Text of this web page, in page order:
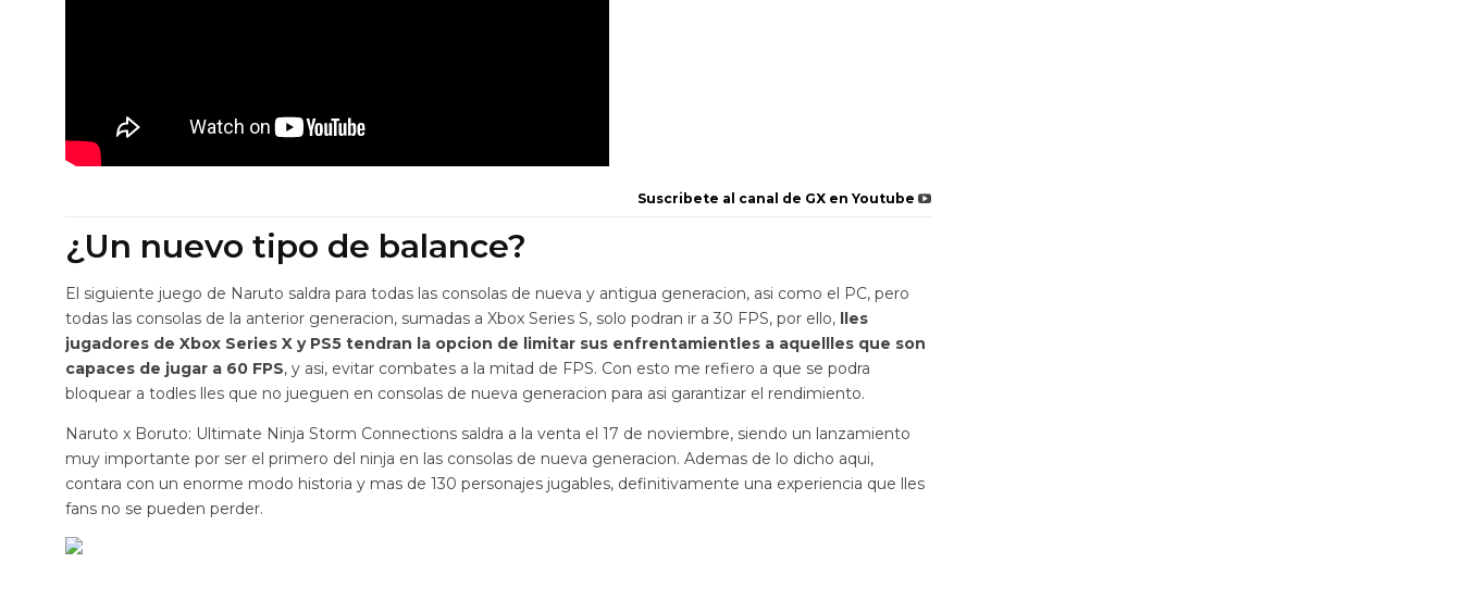
Suscribete al canal de GX en Youtube
¿Un nuevo tipo de balance?
El siguiente juego de Naruto saldra para todas las consolas de nueva y antigua generacion, asi como el PC, pero
todas las consolas de la anterior generacion, sumadas a Xbox Series S, solo podran ir a 30 FPS, por ello, lles
jugadores de Xbox Series X y PS5 tendran la opcion de limitar sus enfrentamientles a aquellles que son
capaces de jugar a 60 FPS, y asi, evitar combates a la mitad de FPS. Con esto me refiero a que se podra
bloquear a todles lles que no jueguen en consolas de nueva generacion para asi garantizar el rendimiento.
Naruto x Boruto: Ultimate Ninja Storm Connections saldra a la venta el 17 de noviembre, siendo un lanzamiento
muy importante por ser el primero del ninja en las consolas de nueva generacion. Ademas de lo dicho aqui,
contara con un enorme modo historia y mas de 130 personajes jugables, definitivamente una experiencia que lles
fans no se pueden perder.